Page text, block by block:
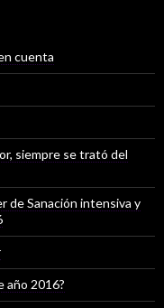
cuenta
siempre se trató del
de Sanación intensiva y
año 2016?